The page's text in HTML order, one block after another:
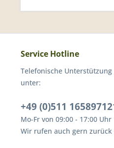
Service Hotline
Telefonische
unter:
+49 (0)511
Mo-Fr von 09:00 - 17:00 Uhr
Wir rufen auch gern zurück